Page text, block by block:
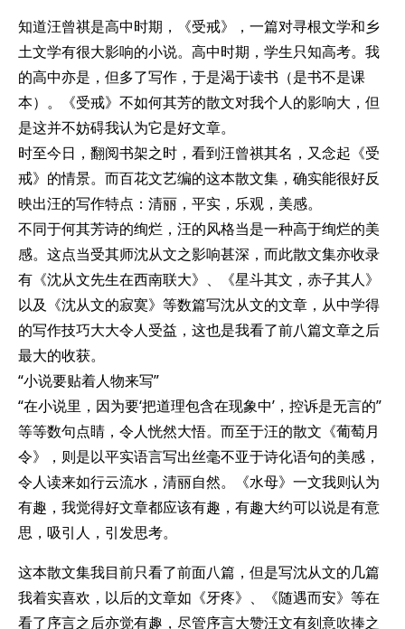
知道汪曾祺是高中时期，《受戒》，一篇对寻根文学和乡
土文学有很大影响的小说。高中时期，学生只知高考。我
的高中亦是，但多了写作，于是渴于读书（是书不是课
本）。《受戒》不如何其芳的散文对我个人的影响大，但
是这并不妨碍我认为它是好文章。
时至今日，翻阅书架之时，看到汪曾祺其名，又念起《受
戒》的情景。而百花文艺编的这本散文集，确实能很好反
映出汪的写作特点：清丽，平实，乐观，美感。
不同于何其芳诗的绚烂，汪的风格当是一种高于绚烂的美
感。这点当受其师沈从文之影响甚深，而此散文集亦收录
有《沈从文先生在西南联大》、《星斗其文，赤子其人》
以及《沈从文的寂寞》等数篇写沈从文的文章，从中学得
的写作技巧大大令人受益，这也是我看了前八篇文章之后
最大的收获。
“小说要贴着人物来写”
“在小说里，因为要‘把道理包含在现象中’，控诉是无言的”
等等数句点睛，令人恍然大悟。而至于汪的散文《葡萄月
令》，则是以平实语言写出丝毫不亚于诗化语句的美感，
令人读来如行云流水，清丽自然。《水母》一文我则认为
有趣，我觉得好文章都应该有趣，有趣大约可以说是有意
思，吸引人，引发思考。
这本散文集我目前只看了前面八篇，但是写沈从文的几篇
我着实喜欢，以后的文章如《牙疼》、《随遇而安》等在
看了序言之后亦觉有趣，尽管序言大赞汪文有刻意吹捧之